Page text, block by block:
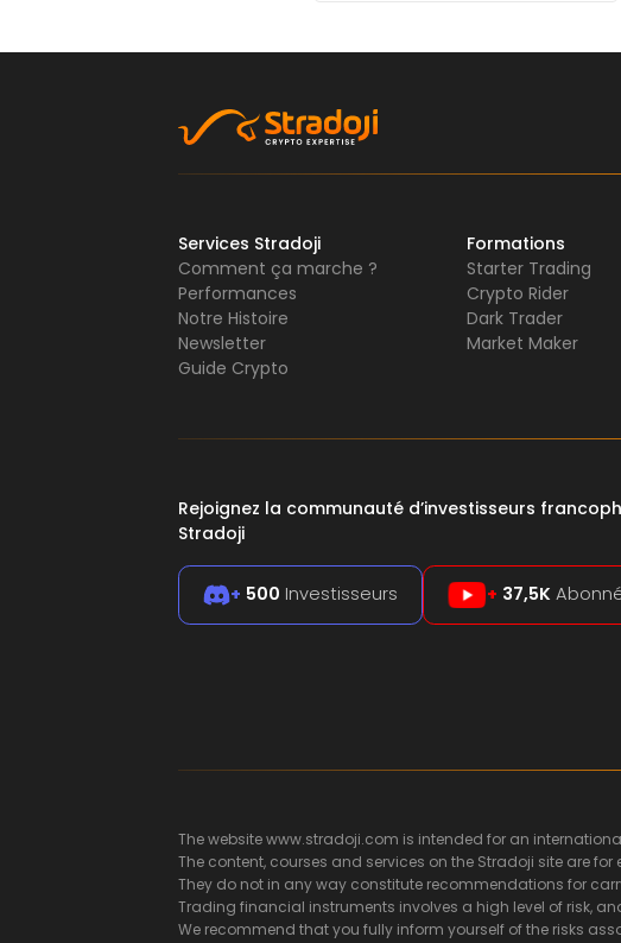
Services Stradoji
Comment ça marche ?
Performances
Notre Histoire
Newsletter
Guide Crypto
Formations
Starter Trading
Crypto Rider
Dark Trader
Market Maker
Rejoignez la communauté d’investisseurs
Stradoji
+ 500 Investisseurs + 37,5K
The website www.stradoji.com is intended for an
The content, courses and services on the Stradoji site are
They do not in any way constitute recommendations for
Trading financial instruments involves a high level of risk,
We recommend that you fully inform yourself of the risks